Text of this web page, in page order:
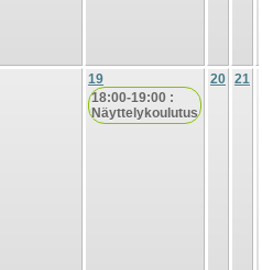
19
18:00-19:00 :
Näyttelykoulutus
20 21